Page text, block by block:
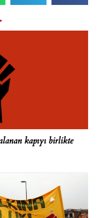
kapıyı birlikte